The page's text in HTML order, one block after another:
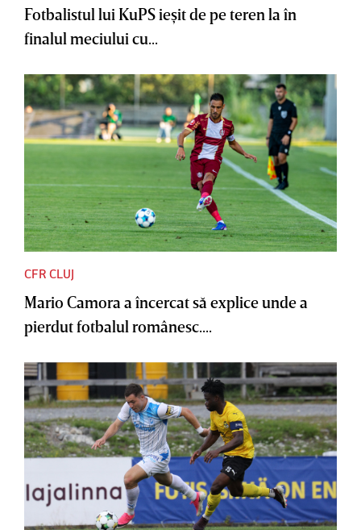
Fotbalistul lui KuPS ieşit de pe teren la în
finalul meciului cu...
CFR CLUJ
Mario Camora a încercat să explice unde a
pierdut fotbalul românesc....